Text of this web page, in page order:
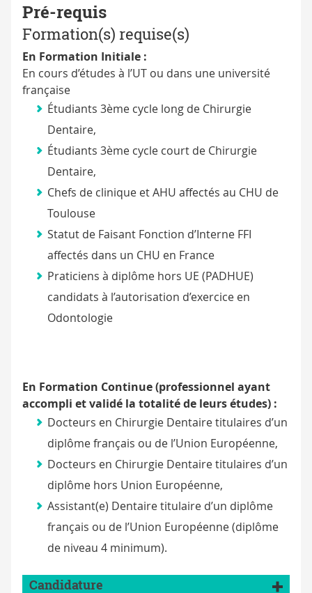
Pré-requis
Formation(s) requise(s)
En Formation Initiale :
En cours d’études à l’UT ou dans une université
française
Étudiants 3ème cycle long de Chirurgie
Dentaire,
Étudiants 3ème cycle court de Chirurgie
Dentaire,
Chefs de clinique et AHU affectés au CHU de
Toulouse
Statut de Faisant Fonction d’Interne FFI
affectés dans un CHU en France
Praticiens à diplôme hors UE (PADHUE)
candidats à l’autorisation d’exercice en
Odontologie
En Formation Continue (professionnel ayant
accompli et validé la totalité de leurs études) :
Docteurs en Chirurgie Dentaire titulaires d’un
diplôme français ou de l’Union Européenne,
Docteurs en Chirurgie Dentaire titulaires d’un
diplôme hors Union Européenne,
Assistant(e) Dentaire titulaire d’un diplôme
français ou de l’Union Européenne (diplôme
de niveau 4 minimum).
Candidature